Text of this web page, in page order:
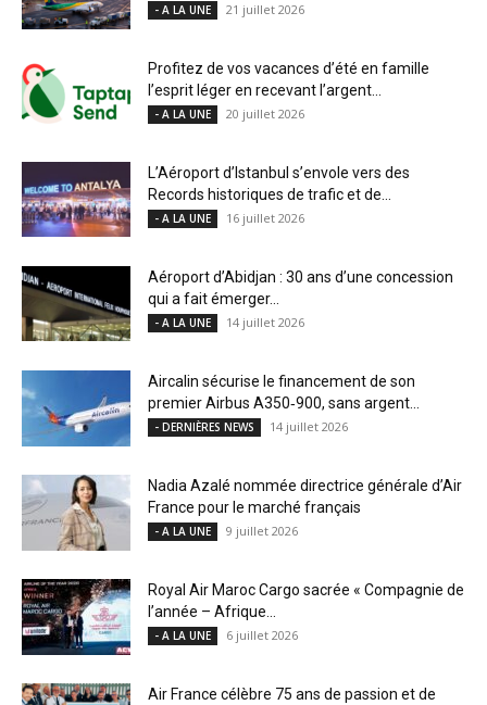
- A LA UNE 21 juillet 2026
Profitez de vos vacances d’été en famille
l’esprit léger en recevant l’argent...
- A LA UNE 20 juillet 2026
L’Aéroport d’Istanbul s’envole vers des
Records historiques de trafic et de...
- A LA UNE 16 juillet 2026
Aéroport d’Abidjan : 30 ans d’une concession
qui a fait émerger...
- A LA UNE 14 juillet 2026
Aircalin sécurise le financement de son
premier Airbus A350‑900, sans argent...
- DERNIÈRES NEWS 14 juillet 2026
Nadia Azalé nommée directrice générale d’Air
France pour le marché français
- A LA UNE 9 juillet 2026
Royal Air Maroc Cargo sacrée « Compagnie de
l’année – Afrique...
- A LA UNE 6 juillet 2026
Air France célèbre 75 ans de passion et de